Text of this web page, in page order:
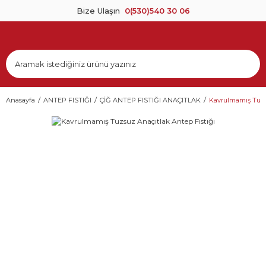
Bize Ulaşın 0(530)540 30 06
Anasayfa ANTEP FISTIĞI ÇİĞ ANTEP FISTIĞI ANAÇITLAK Kavrulmamış